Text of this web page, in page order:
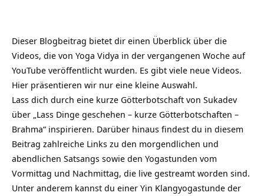
Dieser Blogbeitrag bietet dir einen Überblick über die
Videos, die von Yoga Vidya in der vergangenen Woche auf
YouTube veröffentlicht wurden. Es gibt viele neue Videos.
Hier präsentieren wir nur eine kleine Auswahl.
Lass dich durch eine kurze Götterbotschaft von Sukadev
über „Lass Dinge geschehen – kurze Götterbotschaften –
Brahma“ inspirieren. Darüber hinaus findest du in diesem
Beitrag zahlreiche Links zu den morgendlichen und
abendlichen Satsangs sowie den Yogastunden vom
Vormittag und Nachmittag, die live gestreamt worden sind.
Unter anderem kannst du einer Yin Klangyogastunde der